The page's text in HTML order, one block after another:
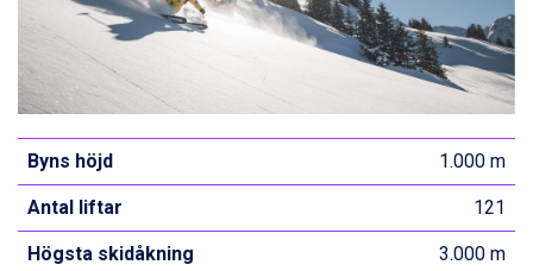
Byns höjd 1.000 m
Antal liftar 121
Högsta skidåkning 3.000 m